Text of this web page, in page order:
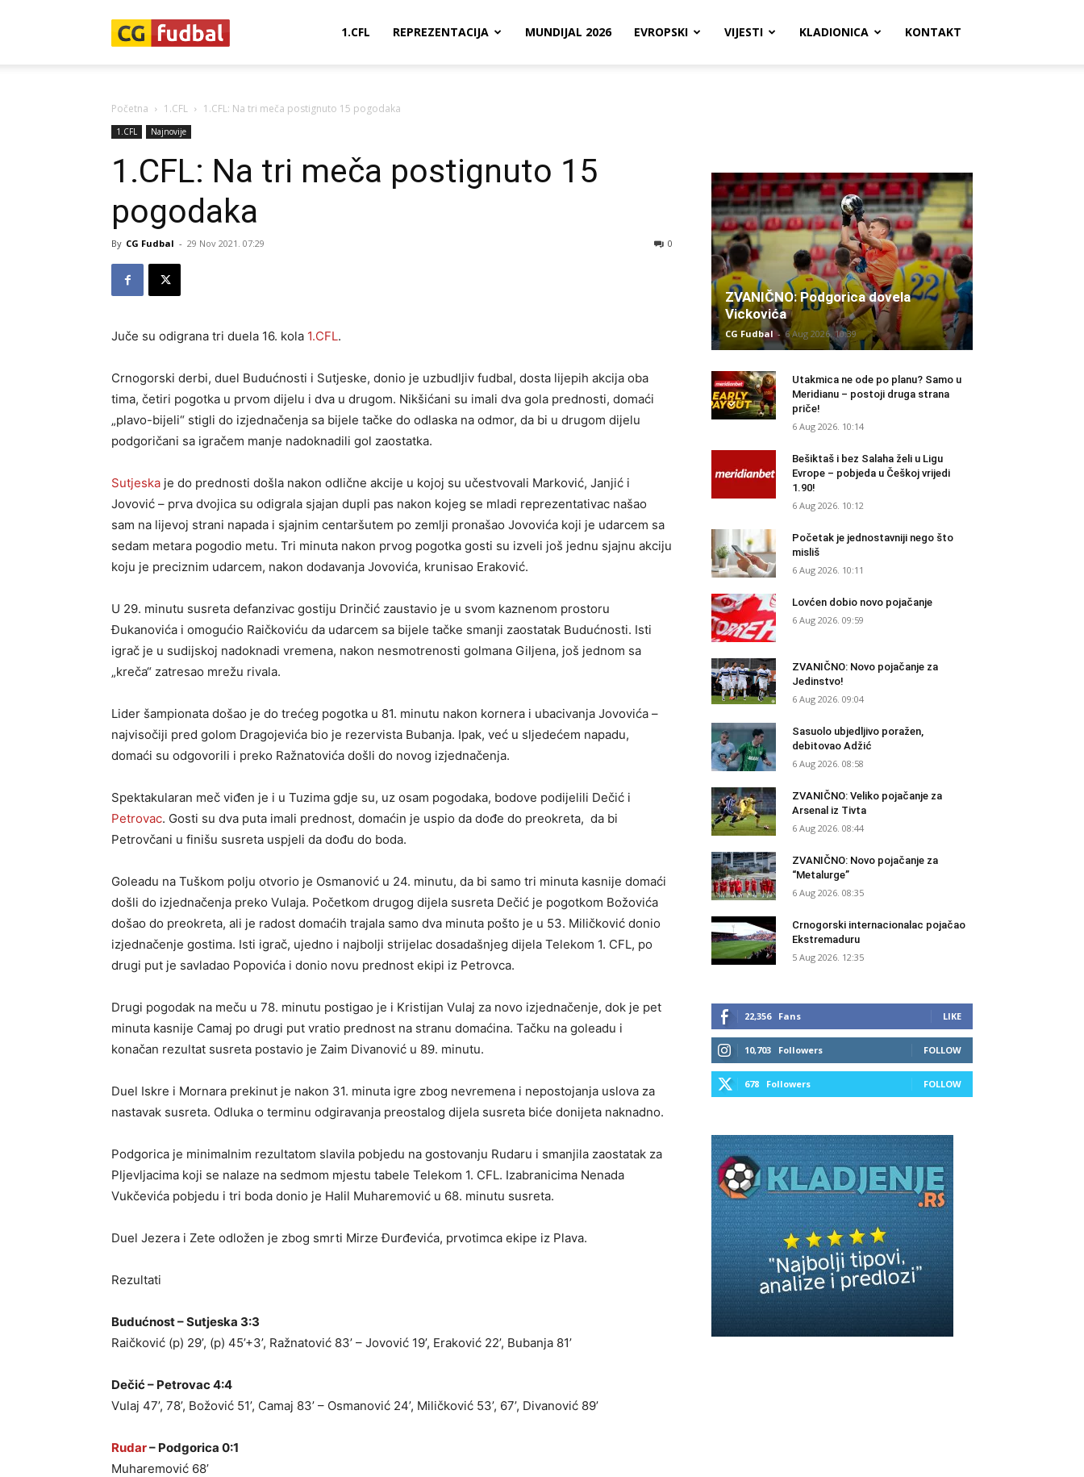
1.CFL REPREZENTACIJA MUNDIJAL 2026 EVROPSKI VIJESTI KLADIONICA KONTAKT
Početna 1.CFL 1.CFL: Na tri meča postignuto 15 pogodaka
1.CFL Najnovije
1.CFL: Na tri meča postignuto 15
pogodaka
By CG Fudbal - 29 Nov 2021. 07:29 0
Juče su odigrana tri duela 16. kola 1.CFL.
Crnogorski derbi, duel Budućnosti i Sutjeske, donio je uzbudljiv fudbal, dosta lijepih akcija oba
tima, četiri pogotka u prvom dijelu i dva u drugom. Nikšićani su imali dva gola prednosti, domaći
„plavo-bijeli“ stigli do izjednačenja sa bijele tačke do odlaska na odmor, da bi u drugom dijelu
podgoričani sa igračem manje nadoknadili gol zaostatka.
Sutjeska je do prednosti došla nakon odlične akcije u kojoj su učestvovali Marković, Janjić i
Jovović – prva dvojica su odigrala sjajan dupli pas nakon kojeg se mladi reprezentativac našao
sam na lijevoj strani napada i sjajnim centaršutem po zemlji pronašao Jovovića koji je udarcem sa
sedam metara pogodio metu. Tri minuta nakon prvog pogotka gosti su izveli još jednu sjajnu akciju
koju je preciznim udarcem, nakon dodavanja Jovovića, krunisao Eraković.
U 29. minutu susreta defanzivac gostiju Drinčić zaustavio je u svom kaznenom prostoru
Đukanovića i omogućio Raičkoviću da udarcem sa bijele tačke smanji zaostatak Budućnosti. Isti
igrač je u sudijskoj nadoknadi vremena, nakon nesmotrenosti golmana Giljena, još jednom sa
„kreča“ zatresao mrežu rivala.
Lider šampionata došao je do trećeg pogotka u 81. minutu nakon kornera i ubacivanja Jovovića –
najvisočiji pred golom Dragojevića bio je rezervista Bubanja. Ipak, već u sljedećem napadu,
domaći su odgovorili i preko Ražnatovića došli do novog izjednačenja.
Spektakularan meč viđen je i u Tuzima gdje su, uz osam pogodaka, bodove podijelili Dečić i
Petrovac. Gosti su dva puta imali prednost, domaćin je uspio da dođe do preokreta, da bi
Petrovčani u finišu susreta uspjeli da dođu do boda.
Goleadu na Tuškom polju otvorio je Osmanović u 24. minutu, da bi samo tri minuta kasnije domaći
došli do izjednačenja preko Vulaja. Početkom drugog dijela susreta Dečić je pogotkom Božovića
došao do preokreta, ali je radost domaćih trajala samo dva minuta pošto je u 53. Miličković donio
izjednačenje gostima. Isti igrač, ujedno i najbolji strijelac dosadašnjeg dijela Telekom 1. CFL, po
drugi put je savladao Popovića i donio novu prednost ekipi iz Petrovca.
Drugi pogodak na meču u 78. minutu postigao je i Kristijan Vulaj za novo izjednačenje, dok je pet
minuta kasnije Camaj po drugi put vratio prednost na stranu domaćina. Tačku na goleadu i
konačan rezultat susreta postavio je Zaim Divanović u 89. minutu.
Duel Iskre i Mornara prekinut je nakon 31. minuta igre zbog nevremena i nepostojanja uslova za
nastavak susreta. Odluka o terminu odgiravanja preostalog dijela susreta biće donijeta naknadno.
Podgorica je minimalnim rezultatom slavila pobjedu na gostovanju Rudaru i smanjila zaostatak za
Pljevljacima koji se nalaze na sedmom mjestu tabele Telekom 1. CFL. Izabranicima Nenada
Vukčevića pobjedu i tri boda donio je Halil Muharemović u 68. minutu susreta.
Duel Jezera i Zete odložen je zbog smrti Mirze Đurđevića, prvotimca ekipe iz Plava.
Rezultati
Budućnost – Sutjeska 3:3
Raičković (p) 29’, (p) 45’+3’, Ražnatović 83’ – Jovović 19’, Eraković 22’, Bubanja 81’
Dečić – Petrovac 4:4
Vulaj 47’, 78’, Božović 51’, Camaj 83’ – Osmanović 24’, Miličković 53’, 67’, Divanović 89’
Rudar– Podgorica 0:1
Muharemović 68’
ZVANIČNO: Podgorica dovela
Vickovića
CG Fudbal - 6 Aug 2026. 10:39
Utakmica ne ode po planu? Samo u
Meridianu – postoji druga strana
priče!
6 Aug 2026. 10:14
Bešiktaš i bez Salaha želi u Ligu
Evrope – pobjeda u Češkoj vrijedi
1.90!
6 Aug 2026. 10:12
Početak je jednostavniji nego što
misliš
6 Aug 2026. 10:11
Lovćen dobio novo pojačanje
6 Aug 2026. 09:59
ZVANIČNO: Novo pojačanje za
Jedinstvo!
6 Aug 2026. 09:04
Sasuolo ubjedljivo poražen,
debitovao Adžić
6 Aug 2026. 08:58
ZVANIČNO: Veliko pojačanje za
Arsenal iz Tivta
6 Aug 2026. 08:44
ZVANIČNO: Novo pojačanje za
“Metalurge”
6 Aug 2026. 08:35
Crnogorski internacionalac pojačao
Ekstremaduru
5 Aug 2026. 12:35
22,356 Fans LIKE
10,703 Followers FOLLOW
678 Followers FOLLOW